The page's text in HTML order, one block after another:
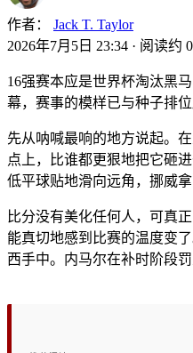
作者：
Jack T. Taylor
2026年7月5日 23:34 · 阅读约
16强赛本应是世界杯淘汰黑
幕，赛事的模样已与种子排
先从呐喊最响的地方说起。在
点上，比谁都更狠地把它砸
低平球贴地滑向远角，挪威
比分没有美化任何人，可真
能真切地感到比赛的温度变
西手中。内马尔在补时阶段